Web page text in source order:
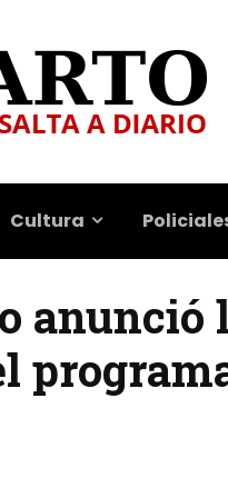
Cultura
anunció